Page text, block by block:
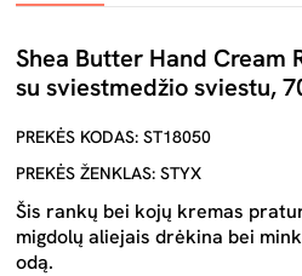
Shea Butter Hand Cream
su sviestmedžio sviestu,
PREKĖS KODAS: ST18050
PREKĖS ŽENKLAS: STYX
Šis rankų bei kojų kremas
migdolų aliejais drėkina bei
odą.